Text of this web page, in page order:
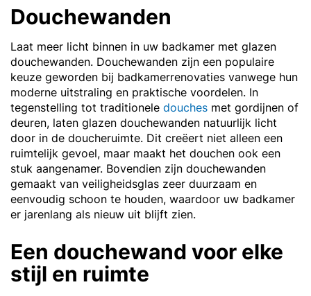
Douchewanden
Laat meer licht binnen in uw badkamer met glazen
douchewanden. Douchewanden zijn een populaire
keuze geworden bij badkamerrenovaties vanwege hun
moderne uitstraling en praktische voordelen. In
tegenstelling tot traditionele douches met gordijnen of
deuren, laten glazen douchewanden natuurlijk licht
door in de doucheruimte. Dit creëert niet alleen een
ruimtelijk gevoel, maar maakt het douchen ook een
stuk aangenamer. Bovendien zijn douchewanden
gemaakt van veiligheidsglas zeer duurzaam en
eenvoudig schoon te houden, waardoor uw badkamer
er jarenlang als nieuw uit blijft zien.
Een douchewand voor elke
stijl en ruimte